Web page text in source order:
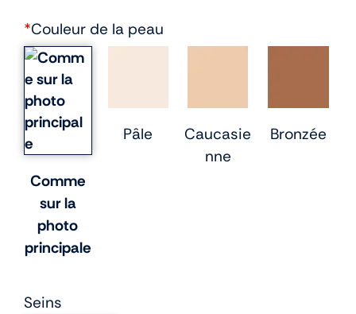
*Couleur de la peau
Comme
sur la
photo
principale
Pâle
Caucasie
nne
Bronzée
Seins